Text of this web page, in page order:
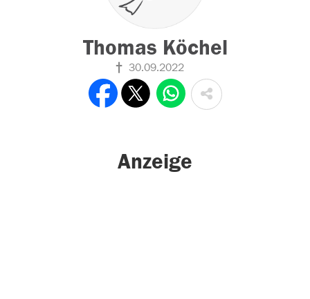
Thomas Köchel
30.09.2022
Anzeige